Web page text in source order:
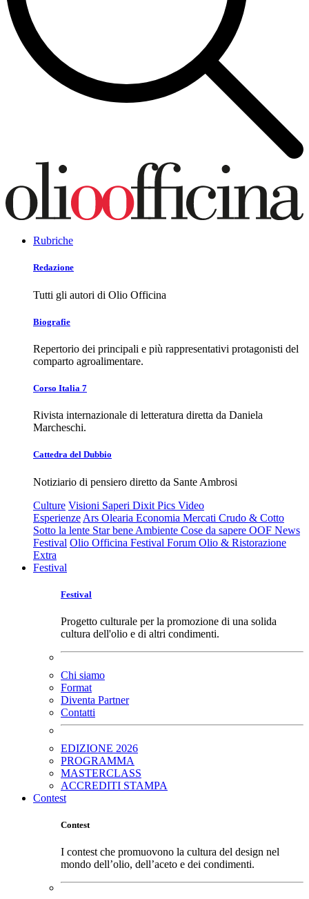
Rubriche
Redazione
Tutti gli autori di Olio Officina
Biografie
Repertorio dei principali e più rappresentativi protagonisti del
comparto agroalimentare.
Corso Italia 7
Rivista internazionale di letteratura diretta da Daniela
Marcheschi.
Cattedra del Dubbio
Notiziario di pensiero diretto da Sante Ambrosi
Culture Visioni Saperi Dixit Pics Video
Esperienze Ars Olearia Economia Mercati Crudo & Cotto
Sotto la lente Star bene Ambiente Cose da sapere OOF News
Festival Olio Officina Festival Forum Olio & Ristorazione
Extra
Festival
Festival
Progetto culturale per la promozione di una solida
cultura dell'olio e di altri condimenti.
Chi siamo
Format
Diventa Partner
Contatti
EDIZIONE 2026
PROGRAMMA
MASTERCLASS
ACCREDITI STAMPA
Contest
Contest
I contest che promuovono la cultura del design nel
mondo dell’olio, dell’aceto e dei condimenti.